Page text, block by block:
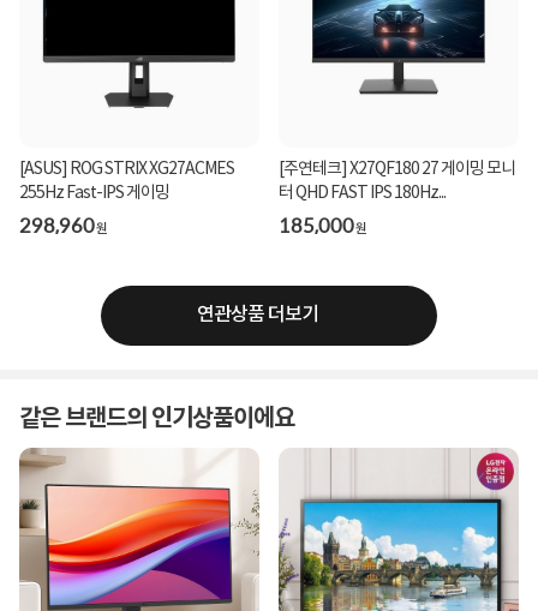
[ASUS] ROG STRIX XG27ACMES
255Hz Fast-IPS 게이밍
298,960원
[주연테크] X27QF180 27 게이밍 모니
터 QHD FAST IPS 180Hz...
185,000원
연관상품 더보기
같은 브랜드의 인기상품이에요